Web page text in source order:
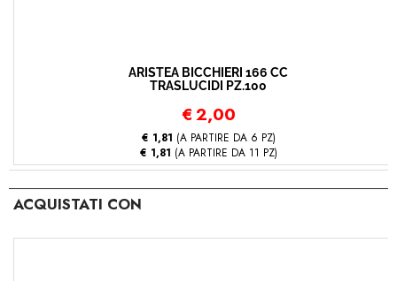
ARISTEA BICCHIERI 166 CC
TRASLUCIDI PZ.100
€2,00
€ 1,81 (A PARTIRE DA 6 PZ)
€ 1,81 (A PARTIRE DA 11 PZ)
ACQUISTATI CON